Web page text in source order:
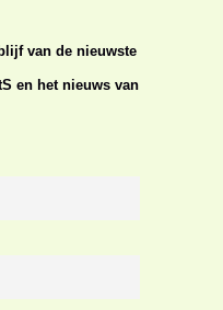
van de nieuwste
en het nieuws van